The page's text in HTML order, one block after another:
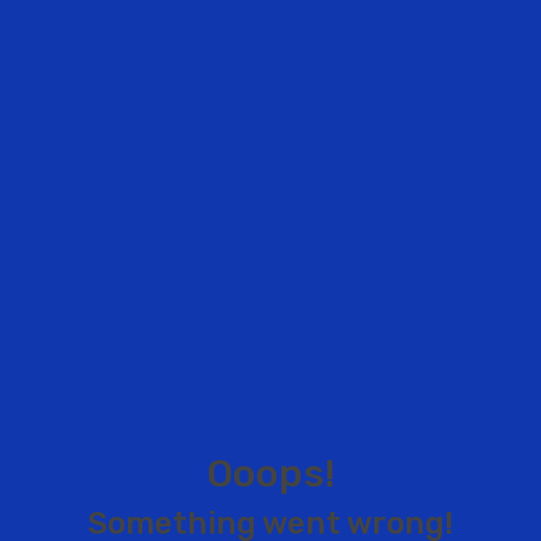
Ooops!
Something went wrong!